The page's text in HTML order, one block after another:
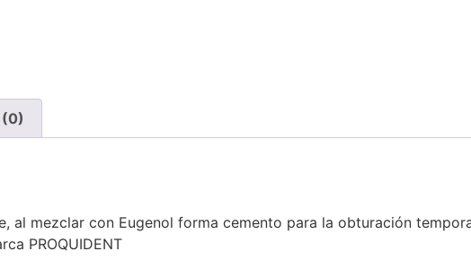
al mezclar con Eugenol forma cemento para la obturación
PROQUIDENT